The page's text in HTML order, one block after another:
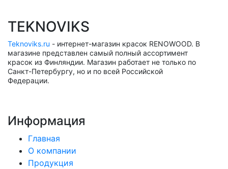
TEKNOVIKS
Teknoviks.ru - интернет-магазин красок RENOWOOD. В
магазине представлен самый полный ассортимент
красок из Финляндии. Магазин работает не только по
Санкт-Петербургу, но и по всей Российской
Федерации.
Информация
Главная
О компании
Продукция